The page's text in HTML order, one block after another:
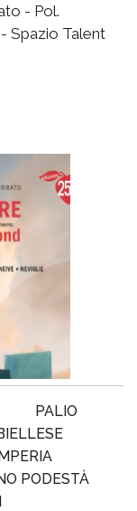
- Pol.
Spazio Talent
PALIO
PODESTÀ